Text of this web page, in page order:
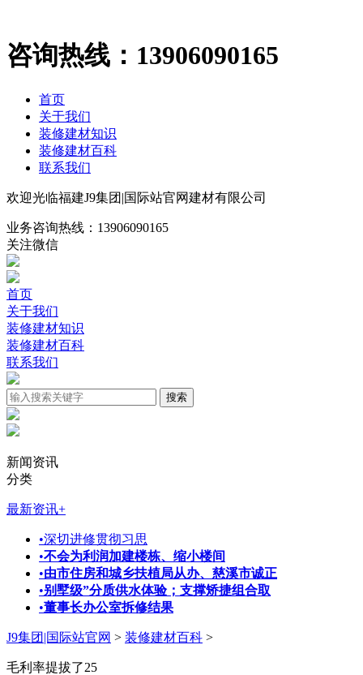
咨询热线： 13906090165
首页
关于我们
装修建材知识
装修建材百科
联系我们
欢迎光临福建J9集团|国际站官网建材有限公司
业务咨询热线： 13906090165
关注微信
首页
关于我们
装修建材知识
装修建材百科
联系我们
新闻资讯
分类
最新资讯+
•深切进修贯彻习思
•不会为利润加建楼栋、缩小楼间
•由市住房和城乡扶植局从办、慈溪市诚正
•别墅级”分质供水体验；支撑矫捷组合取
•董事长办公室拆修结果
J9集团|国际站官网 > 装修建材百科 >
毛利率提拔了25